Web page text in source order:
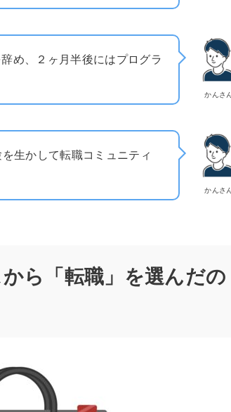
かんさん
め、２ヶ月半後にはプログラ
かんさん
生かして転職コミュニティ
ら「転職」を選んだの